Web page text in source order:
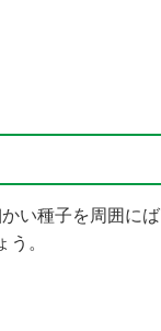
い種子を周囲に
。